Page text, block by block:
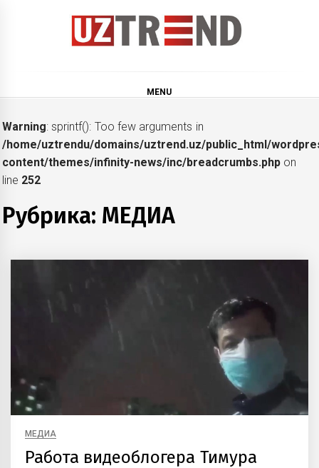
MENU
Warning: sprintf(): Too few arguments in
/home/uztrendu/domains/uztrend.uz/public_html/
content/themes/infinity-news/inc/breadcrumbs.php on
line 252
Рубрика: МЕДИА
МЕДИА
Работа видеоблогера Тимура